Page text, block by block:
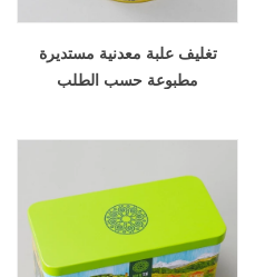
تغليف علبة معدنية مستديرة
مطبوعة حسب الطلب